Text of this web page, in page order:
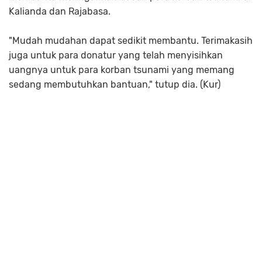
Kalianda dan Rajabasa.
"Mudah mudahan dapat sedikit membantu. Terimakasih
juga untuk para donatur yang telah menyisihkan
uangnya untuk para korban tsunami yang memang
sedang membutuhkan bantuan," tutup dia. (Kur)